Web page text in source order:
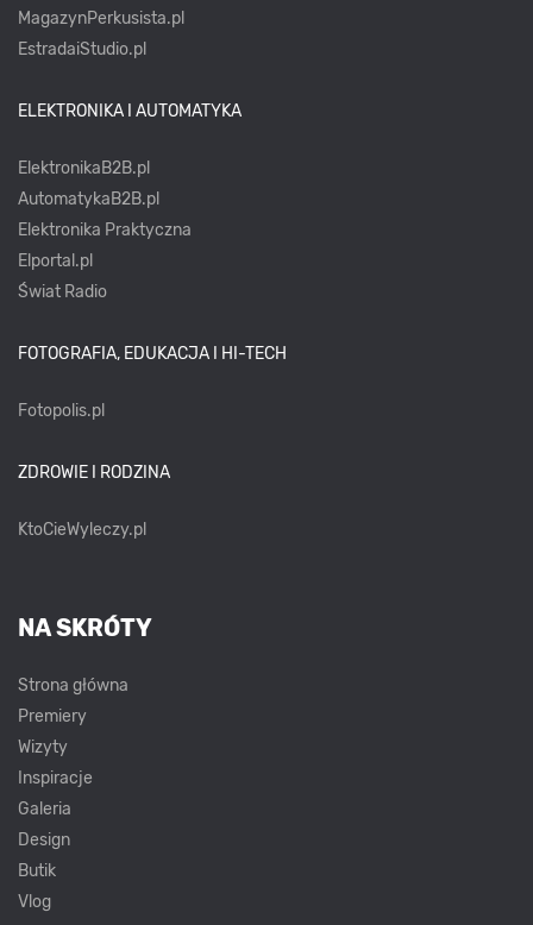
MagazynPerkusista.pl
EstradaiStudio.pl
ELEKTRONIKA I AUTOMATYKA
ElektronikaB2B.pl
AutomatykaB2B.pl
Elektronika Praktyczna
Elportal.pl
Świat Radio
FOTOGRAFIA, EDUKACJA I HI-TECH
Fotopolis.pl
ZDROWIE I RODZINA
KtoCieWyleczy.pl
NA SKRÓTY
Strona główna
Premiery
Wizyty
Inspiracje
Galeria
Design
Butik
Vlog